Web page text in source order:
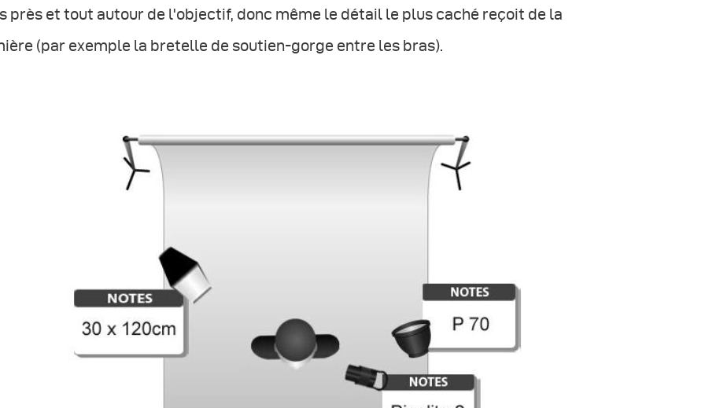
près et tout autour de l'objectif, donc même le détail le plus caché reçoit de la
(par exemple la bretelle de soutien-gorge entre les bras).